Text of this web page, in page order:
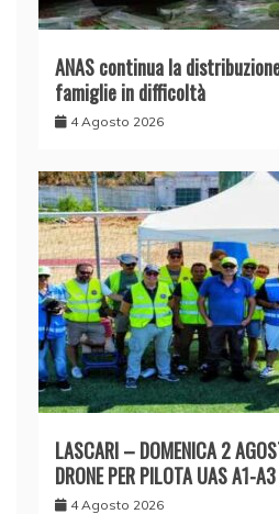
ANAS continua la
famiglie in difficoltà
4 Agosto 2026
LASCARI – DOMENICA 2
DRONE PER PILOTA UAS A1-A3
4 Agosto 2026